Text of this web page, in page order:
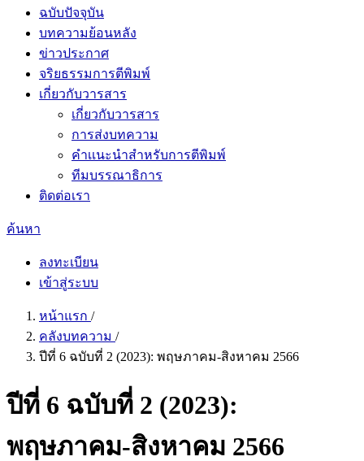
ฉบับปัจจุบัน
บทความย้อนหลัง
ข่าวประกาศ
จริยธรรมการตีพิมพ์
เกี่ยวกับวารสาร
เกี่ยวกับวารสาร
การส่งบทความ
คำเเนะนำสำหรับการตีพิมพ์
ทีมบรรณาธิการ
ติดต่อเรา
ค้นหา
ลงทะเบียน
เข้าสู่ระบบ
หน้าแรก /
คลังบทความ /
ปีที่ 6 ฉบับที่ 2 (2023): พฤษภาคม-สิงหาคม 2566
ปีที่ 6 ฉบับที่ 2 (2023):
พฤษภาคม-สิงหาคม 2566